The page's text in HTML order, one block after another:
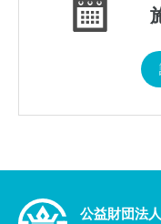
公益財団法人